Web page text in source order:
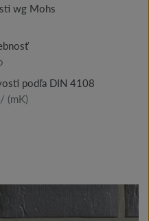
wg Mohs
podľa DIN 4108
(mK)